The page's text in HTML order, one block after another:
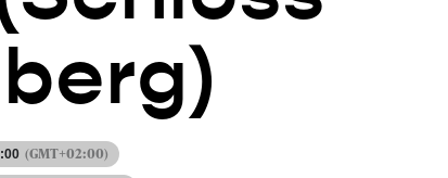
(GMT+02:00)